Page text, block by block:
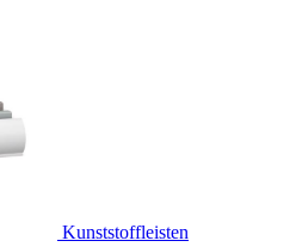
Kunststoffleisten